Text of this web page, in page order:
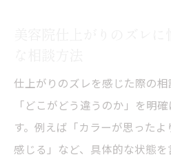
美容院仕上がりに納
美容院お直しの範囲
べき点
仕上がりのズレを感じた際の
「どこがどう違うのか」を明
す。例えば「カラーが思った
感じる」など、具体的な状態